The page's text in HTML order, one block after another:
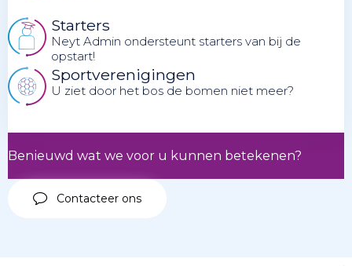
Starters
Neyt Admin ondersteunt starters van bij de
opstart!
Sportverenigingen
U ziet door het bos de bomen niet meer?
Benieuwd wat we voor u kunnen betekenen?
Contacteer ons